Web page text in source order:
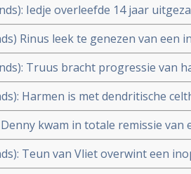
celtherapie en Herceptin.
Iedje overleefde 14 jaar
een niet toxische aanpak
acupunctuur, hyperthermie en
Rinus leek te genezen van een
van hyperthermie en
werd alsnog enkele keren
Truus bracht progressie van
en dendritische
scan laat ziekte progressie
Harmen is met dendritische
al vijf jaar volledig kankervrij
met uitzaaiingen in de
kwam in totale remissie
celtherapie plus
Teun van Vliet overwint een
met hyperthermie en